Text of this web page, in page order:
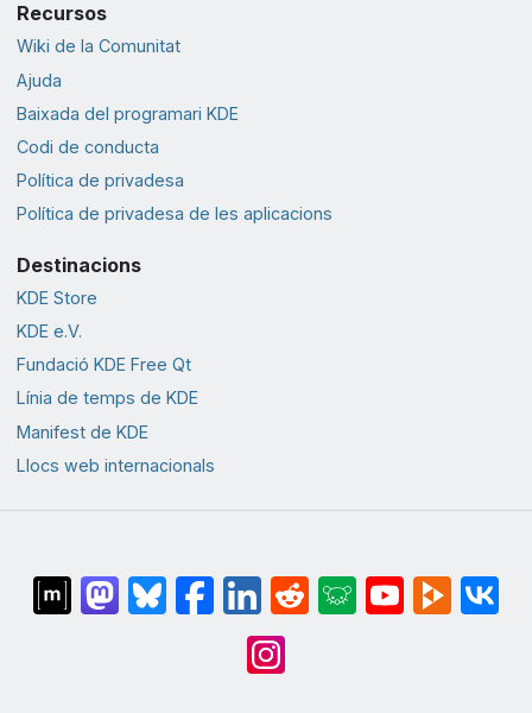
Recursos
Wiki de la Comunitat
Ajuda
Baixada del programari KDE
Codi de conducta
Política de privadesa
Política de privadesa de les aplicacions
Destinacions
KDE Store
KDE e.V.
Fundació KDE Free Qt
Línia de temps de KDE
Manifest de KDE
Llocs web internacionals